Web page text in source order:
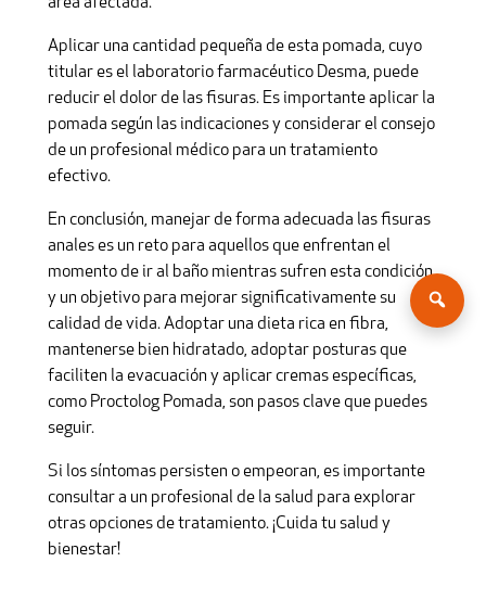
área afectada.
Aplicar una cantidad pequeña de esta pomada, cuyo
titular es el laboratorio farmacéutico Desma, puede
reducir el dolor de las fisuras. Es importante aplicar la
pomada según las indicaciones y considerar el consejo
de un profesional médico para un tratamiento
efectivo.
En conclusión, manejar de forma adecuada las fisuras
anales es un reto para aquellos que enfrentan el
momento de ir al baño mientras sufren esta condición
y un objetivo para mejorar significativamente su
calidad de vida. Adoptar una dieta rica en fibra,
mantenerse bien hidratado, adoptar posturas que
faciliten la evacuación y aplicar cremas específicas,
como Proctolog Pomada, son pasos clave que puedes
seguir.
Si los síntomas persisten o empeoran, es importante
consultar a un profesional de la salud para explorar
otras opciones de tratamiento. ¡Cuida tu salud y
bienestar!